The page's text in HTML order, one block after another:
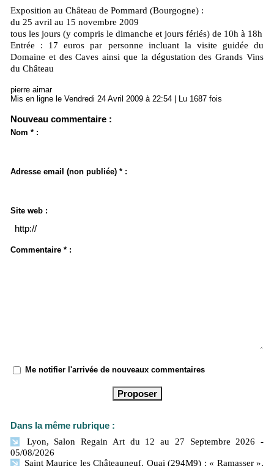
Exposition au Château de Pommard (Bourgogne) :
du 25 avril au 15 novembre 2009
tous les jours (y compris le dimanche et jours fériés) de 10h à 18h
Entrée : 17 euros par personne incluant la visite guidée du
Domaine et des Caves ainsi que la dégustation des Grands Vins
du Château
pierre aimar
Mis en ligne le Vendredi 24 Avril 2009 à 22:54 | Lu 1687 fois
Nouveau commentaire :
Nom * :
Adresse email (non publiée) * :
Site web :
Commentaire * :
Me notifier l'arrivée de nouveaux commentaires
Dans la même rubrique :
Lyon, Salon Regain Art du 12 au 27 Septembre 2026
-
05/08/2026
Saint Maurice les Châteauneuf, Quai (294M9) : « Ramasser »,